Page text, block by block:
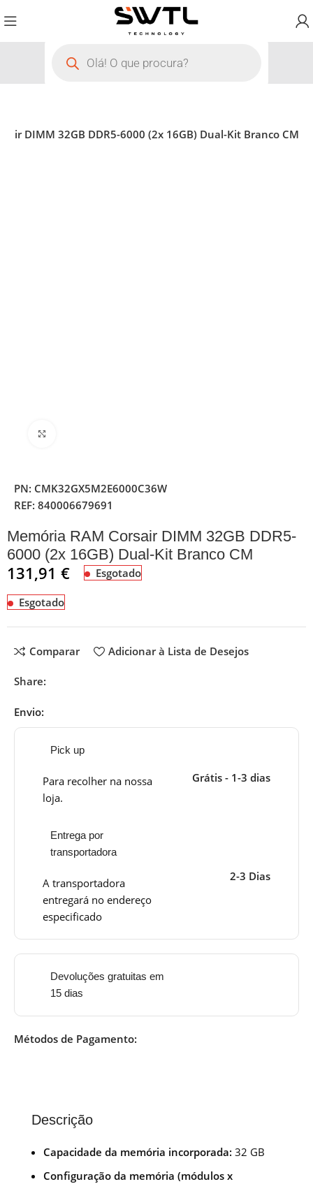
DIMM 32GB DDR5-6000 (2x 16GB) Dual-Kit Branco CM
PN: CMK32GX5M2E6000C36W
REF:840006679691
Memória RAM Corsair DIMM 32GB DDR5-
6000 (2x 16GB) Dual-Kit Branco CM
131,91€ Esgotado
Esgotado
Comparar Adicionar à Lista de Desejos
Share:
Envio:
Pick up
Para recolher na nossa
loja.
Grátis - 1-3 dias
Entrega por
transportadora
A transportadora
entregará no endereço
especificado
2-3 Dias
Devoluções gratuitas em
15 dias
Métodos de Pagamento:
Descrição
Capacidade da memória incorporada: 32 GB
Configuração da memória (módulos x